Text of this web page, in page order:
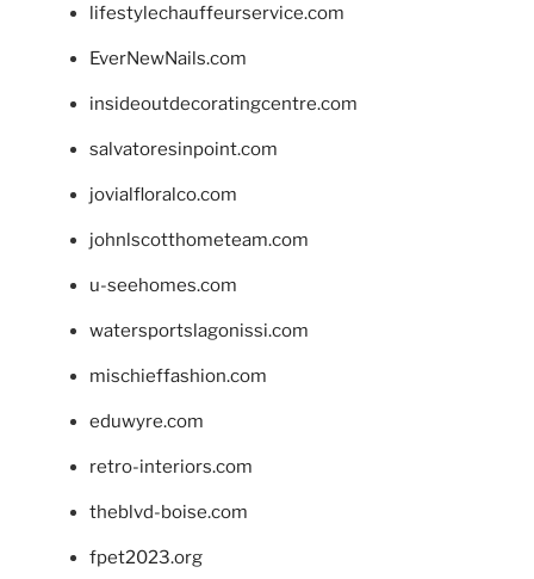
lifestylechauffeurservice.com
EverNewNails.com
insideoutdecoratingcentre.com
salvatoresinpoint.com
jovialfloralco.com
johnlscotthometeam.com
u-seehomes.com
watersportslagonissi.com
mischieffashion.com
eduwyre.com
retro-interiors.com
theblvd-boise.com
fpet2023.org